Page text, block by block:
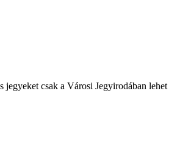
jegyeket csak a Városi Jegyirodában lehet